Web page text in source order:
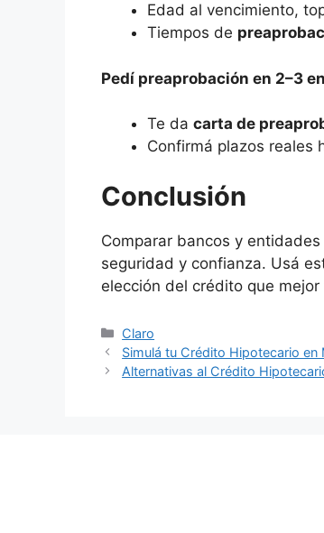
Edad al vencimiento,
Tiempos de
Pedí preaprobación en 2–3
Te da carta de
Confirmá plazos reales
Conclusión
Comparar bancos y
seguridad y confianza. Usá
elección del crédito que
Categorías
Claro
Simulá tu Crédito Hipotecario
Alternativas al Crédito